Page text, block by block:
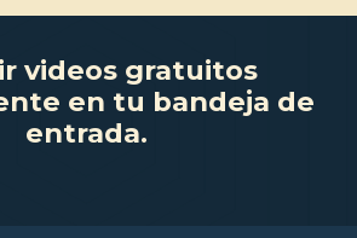
videos gratuitos
en tu bandeja de
entrada.